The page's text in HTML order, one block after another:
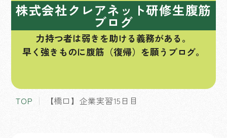
株式会社クレアネット研修生腹筋
ブログ
力持つ者は弱きを助ける義務がある。
早く強きものに腹筋（復帰）を願うブログ。
TOP 【橋口】企業実習15日目